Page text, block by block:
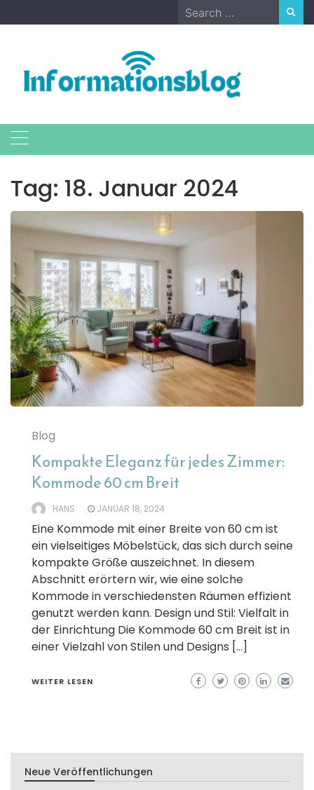
to
Search
for:
Tag: 18. Januar 2024
Blog
Kompakte Eleganz für jedes Zimmer:
Kommode 60 cm Breit
HANS JANUAR 18, 2024
Eine Kommode mit einer Breite von 60 cm ist
ein vielseitiges Möbelstück, das sich durch seine
kompakte Größe auszeichnet. In diesem
Abschnitt erörtern wir, wie eine solche
Kommode in verschiedensten Räumen effizient
genutzt werden kann. Design und Stil: Vielfalt in
der Einrichtung Die Kommode 60 cm Breit ist in
einer Vielzahl von Stilen und Designs […]
WEITER LESEN
Neue Veröffentlichungen